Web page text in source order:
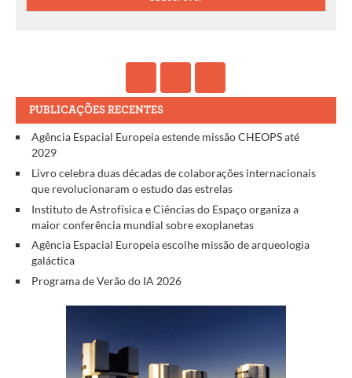
PUBLICAÇÕES RECENTES
Agência Espacial Europeia estende missão CHEOPS até
2029
Livro celebra duas décadas de colaborações internacionais
que revolucionaram o estudo das estrelas
Instituto de Astrofísica e Ciências do Espaço organiza a
maior conferência mundial sobre exoplanetas
Agência Espacial Europeia escolhe missão de arqueologia
galáctica
Programa de Verão do IA 2026